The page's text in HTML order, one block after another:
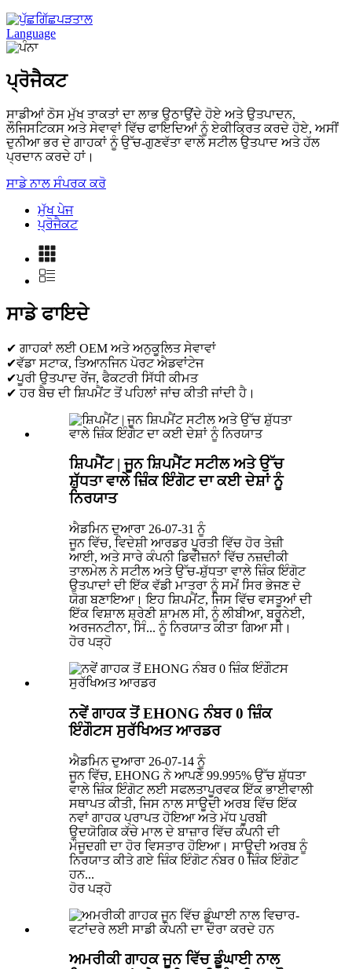
ਪੜਤਾਲ
Language
ਪ੍ਰੋਜੈਕਟ
ਸਾਡੀਆਂ ਠੋਸ ਮੁੱਖ ਤਾਕਤਾਂ ਦਾ ਲਾਭ ਉਠਾਉਂਦੇ ਹੋਏ ਅਤੇ ਉਤਪਾਦਨ,
ਲੌਜਿਸਟਿਕਸ ਅਤੇ ਸੇਵਾਵਾਂ ਵਿੱਚ ਫਾਇਦਿਆਂ ਨੂੰ ਏਕੀਕ੍ਰਿਤ ਕਰਦੇ ਹੋਏ, ਅਸੀਂ
ਦੁਨੀਆ ਭਰ ਦੇ ਗਾਹਕਾਂ ਨੂੰ ਉੱਚ-ਗੁਣਵੱਤਾ ਵਾਲੇ ਸਟੀਲ ਉਤਪਾਦ ਅਤੇ ਹੱਲ
ਪ੍ਰਦਾਨ ਕਰਦੇ ਹਾਂ।
ਸਾਡੇ ਨਾਲ ਸੰਪਰਕ ਕਰੋ
ਮੁੱਖ ਪੇਜ
ਪ੍ਰੋਜੈਕਟ
ਸਾਡੇ ਫਾਇਦੇ
✔ ਗਾਹਕਾਂ ਲਈ OEM ਅਤੇ ਅਨੁਕੂਲਿਤ ਸੇਵਾਵਾਂ
✔ਵੱਡਾ ਸਟਾਕ, ਤਿਆਨਜਿਨ ਪੋਰਟ ਐਡਵਾਂਟੇਜ
✔ਪੂਰੀ ਉਤਪਾਦ ਰੇਂਜ, ਫੈਕਟਰੀ ਸਿੱਧੀ ਕੀਮਤ
✔ ਹਰ ਬੈਚ ਦੀ ਸ਼ਿਪਮੈਂਟ ਤੋਂ ਪਹਿਲਾਂ ਜਾਂਚ ਕੀਤੀ ਜਾਂਦੀ ਹੈ।
ਸ਼ਿਪਮੈਂਟ | ਜੂਨ ਸ਼ਿਪਮੈਂਟ ਸਟੀਲ ਅਤੇ ਉੱਚ
ਸ਼ੁੱਧਤਾ ਵਾਲੇ ਜ਼ਿੰਕ ਇੰਗੋਟ ਦਾ ਕਈ ਦੇਸ਼ਾਂ ਨੂੰ
ਨਿਰਯਾਤ
ਐਡਮਿਨ ਦੁਆਰਾ 26-07-31 ਨੂੰ
ਜੂਨ ਵਿੱਚ, ਵਿਦੇਸ਼ੀ ਆਰਡਰ ਪੂਰਤੀ ਵਿੱਚ ਹੋਰ ਤੇਜ਼ੀ
ਆਈ, ਅਤੇ ਸਾਰੇ ਕੰਪਨੀ ਡਿਵੀਜ਼ਨਾਂ ਵਿੱਚ ਨਜ਼ਦੀਕੀ
ਤਾਲਮੇਲ ਨੇ ਸਟੀਲ ਅਤੇ ਉੱਚ-ਸ਼ੁੱਧਤਾ ਵਾਲੇ ਜ਼ਿੰਕ ਇੰਗੋਟ
ਉਤਪਾਦਾਂ ਦੀ ਇੱਕ ਵੱਡੀ ਮਾਤਰਾ ਨੂੰ ਸਮੇਂ ਸਿਰ ਭੇਜਣ ਦੇ
ਯੋਗ ਬਣਾਇਆ। ਇਹ ਸ਼ਿਪਮੈਂਟ, ਜਿਸ ਵਿੱਚ ਵਸਤੂਆਂ ਦੀ
ਇੱਕ ਵਿਸ਼ਾਲ ਸ਼੍ਰੇਣੀ ਸ਼ਾਮਲ ਸੀ, ਨੂੰ ਲੀਬੀਆ, ਬਰੂਨੇਈ,
ਅਰਜਨਟੀਨਾ, ਸਿੰ... ਨੂੰ ਨਿਰਯਾਤ ਕੀਤਾ ਗਿਆ ਸੀ।
ਹੋਰ ਪੜ੍ਹੋ
ਨਵੇਂ ਗਾਹਕ ਤੋਂ EHONG ਨੰਬਰ 0 ਜ਼ਿੰਕ
ਇੰਗੌਟਸ ਸੁਰੱਖਿਅਤ ਆਰਡਰ
ਐਡਮਿਨ ਦੁਆਰਾ 26-07-14 ਨੂੰ
ਜੂਨ ਵਿੱਚ, EHONG ਨੇ ਆਪਣੇ 99.995% ਉੱਚ ਸ਼ੁੱਧਤਾ
ਵਾਲੇ ਜ਼ਿੰਕ ਇੰਗੋਟ ਲਈ ਸਫਲਤਾਪੂਰਵਕ ਇੱਕ ਭਾਈਵਾਲੀ
ਸਥਾਪਤ ਕੀਤੀ, ਜਿਸ ਨਾਲ ਸਾਊਦੀ ਅਰਬ ਵਿੱਚ ਇੱਕ
ਨਵਾਂ ਗਾਹਕ ਪ੍ਰਾਪਤ ਹੋਇਆ ਅਤੇ ਮੱਧ ਪੂਰਬੀ
ਉਦਯੋਗਿਕ ਕੱਚੇ ਮਾਲ ਦੇ ਬਾਜ਼ਾਰ ਵਿੱਚ ਕੰਪਨੀ ਦੀ
ਮੌਜੂਦਗੀ ਦਾ ਹੋਰ ਵਿਸਤਾਰ ਹੋਇਆ। ਸਾਊਦੀ ਅਰਬ ਨੂੰ
ਨਿਰਯਾਤ ਕੀਤੇ ਗਏ ਜ਼ਿੰਕ ਇੰਗੋਟ ਨੰਬਰ 0 ਜ਼ਿੰਕ ਇੰਗੋਟ
ਹਨ...
ਹੋਰ ਪੜ੍ਹੋ
ਅਮਰੀਕੀ ਗਾਹਕ ਜੂਨ ਵਿੱਚ ਡੂੰਘਾਈ ਨਾਲ